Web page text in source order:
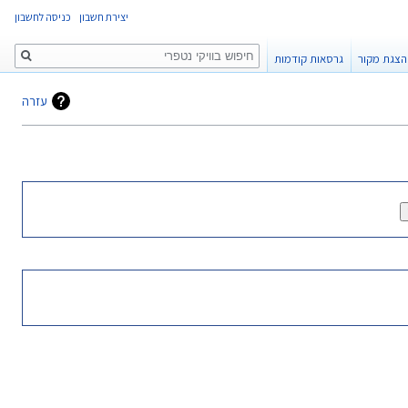
עזרה
יצירת חשבון כניסה לחשבון
הצגת מקור גרסאות קודמות חיפוש